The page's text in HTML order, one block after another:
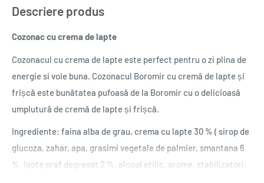
Descriere produs
Cozonac cu crema de lapte
Cozonacul cu crema de lapte este perfect pentru o zi plina de
energie si voie buna. Cozonacul Boromir cu cremă de lapte și
frișcă este bunătatea pufoasă de la Boromir cu o delicioasă
umplutură de cremă de lapte și frișcă.
Ingrediente: faina alba de grau, crema cu lapte 30 % ( sirop de
glucoza, zahar, apa, grasimi vegetale de palmier, smantana 6
%, lapte praf degresat 2 %, alcool etilic, arome, stabilizatori: